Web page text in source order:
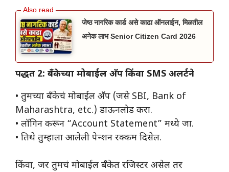
जेष्ठ नागरिक कार्ड असे काढा ऑनलाईन, मिळतील
अनेक लाभ Senior Citizen Card 2026
पद्धत 2: बँकेच्या मोबाईल अ‍ॅप किंवा SMS अलर्टने
• तुमच्या बँकेचं मोबाईल अ‍ॅप (जसे SBI, Bank of
Maharashtra, etc.) डाऊनलोड करा.
• लॉगिन करून “Account Statement” मध्ये जा.
• तिथे तुम्हाला आलेली पेन्शन रक्कम दिसेल.
किंवा, जर तुमचं मोबाईल बँकेत रजिस्टर असेल तर